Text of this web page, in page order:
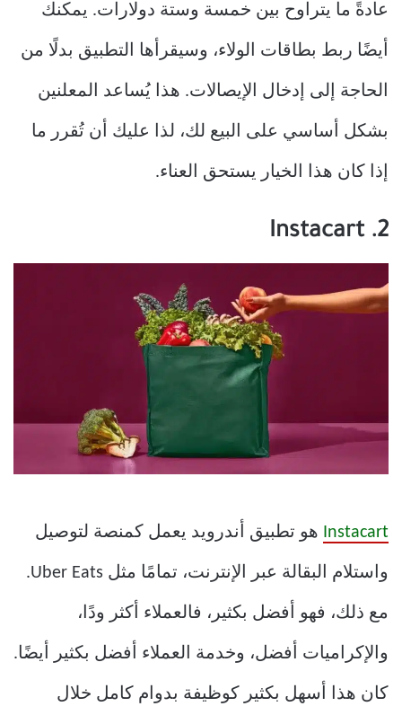
عادةً ما يتراوح بين خمسة وستة دولارات. يمكنك
أيضًا ربط بطاقات الولاء، وسيقرأها التطبيق بدلًا من
الحاجة إلى إدخال الإيصالات. هذا يُساعد المعلنين
بشكل أساسي على البيع لك، لذا عليك أن تُقرر ما
إذا كان هذا الخيار يستحق العناء.
2. Instacart
Instacart هو تطبيق أندرويد يعمل كمنصة لتوصيل
واستلام البقالة عبر الإنترنت، تمامًا مثل Uber Eats.
مع ذلك، فهو أفضل بكثير، فالعملاء أكثر ودًا،
والإكراميات أفضل، وخدمة العملاء أفضل بكثير أيضًا.
كان هذا أسهل بكثير كوظيفة بدوام كامل خلال